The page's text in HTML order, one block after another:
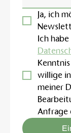
Ja, ich
willige
meiner
Anfrage